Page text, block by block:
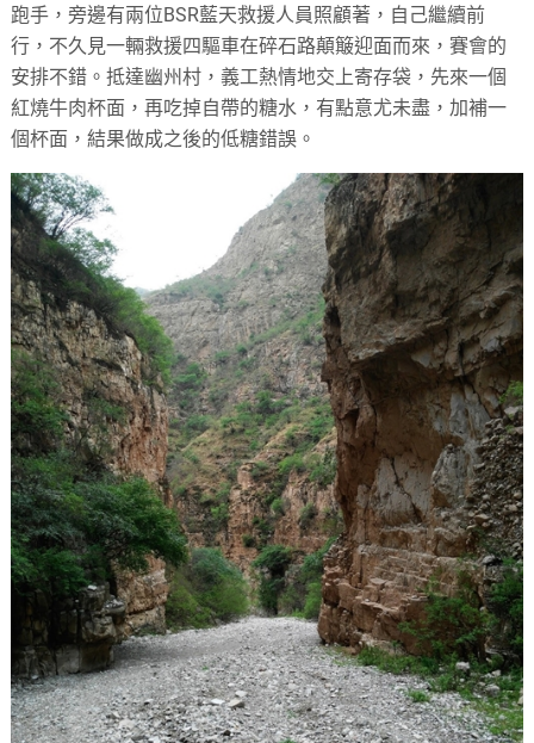
跑手，旁邊有兩位BSR藍天救援人員照顧著，自己繼續前
行，不久見一輛救援四驅車在碎石路顛簸迎面而來，賽會的
安排不錯。抵達幽州村，義工熱情地交上寄存袋，先來一個
紅燒牛肉杯面，再吃掉自帶的糖水，有點意尤未盡，加補一
個杯面，結果做成之後的低糖錯誤。